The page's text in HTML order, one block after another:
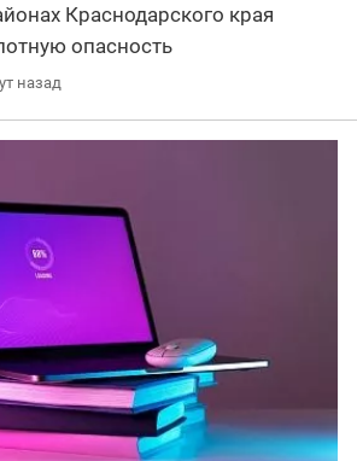
Краснодарского края
опасность
назад